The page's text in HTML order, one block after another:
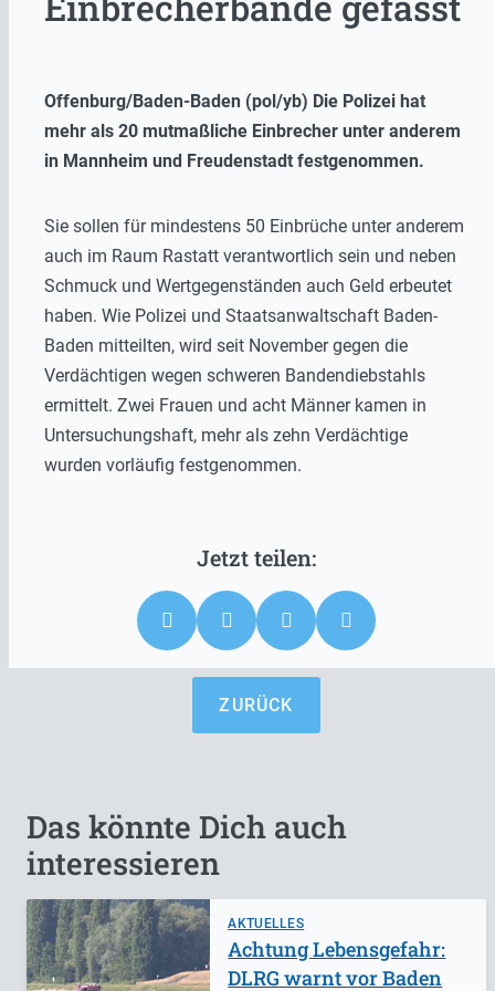
Offenburg/Baden-Baden (pol/yb) Die Polizei hat
mehr als 20 mutmaßliche Einbrecher unter anderem
in Mannheim und Freudenstadt festgenommen.
Sie sollen für mindestens 50 Einbrüche unter anderem
auch im Raum Rastatt verantwortlich sein und neben
Schmuck und Wertgegenständen auch Geld erbeutet
haben. Wie Polizei und Staatsanwaltschaft Baden-
Baden mitteilten, wird seit November gegen die
Verdächtigen wegen schweren Bandendiebstahls
ermittelt. Zwei Frauen und acht Männer kamen in
Untersuchungshaft, mehr als zehn Verdächtige
wurden vorläufig festgenommen.
ZURÜCK
Das könnte Dich auch
interessieren
AKTUELLES
Achtung Lebensgefahr:
DLRG warnt vor Baden